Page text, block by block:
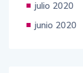
julio 2020
junio 2020